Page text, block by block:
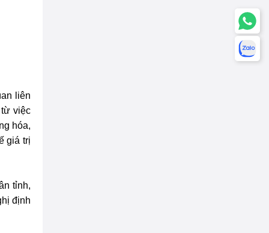
liên
việc
hóa,
giá trị
tỉnh,
định